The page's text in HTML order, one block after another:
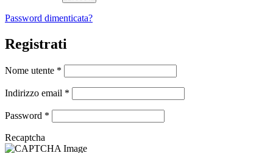
Password dimenticata?
Registrati
Nome utente *
Indirizzo email *
Password *
Recaptcha